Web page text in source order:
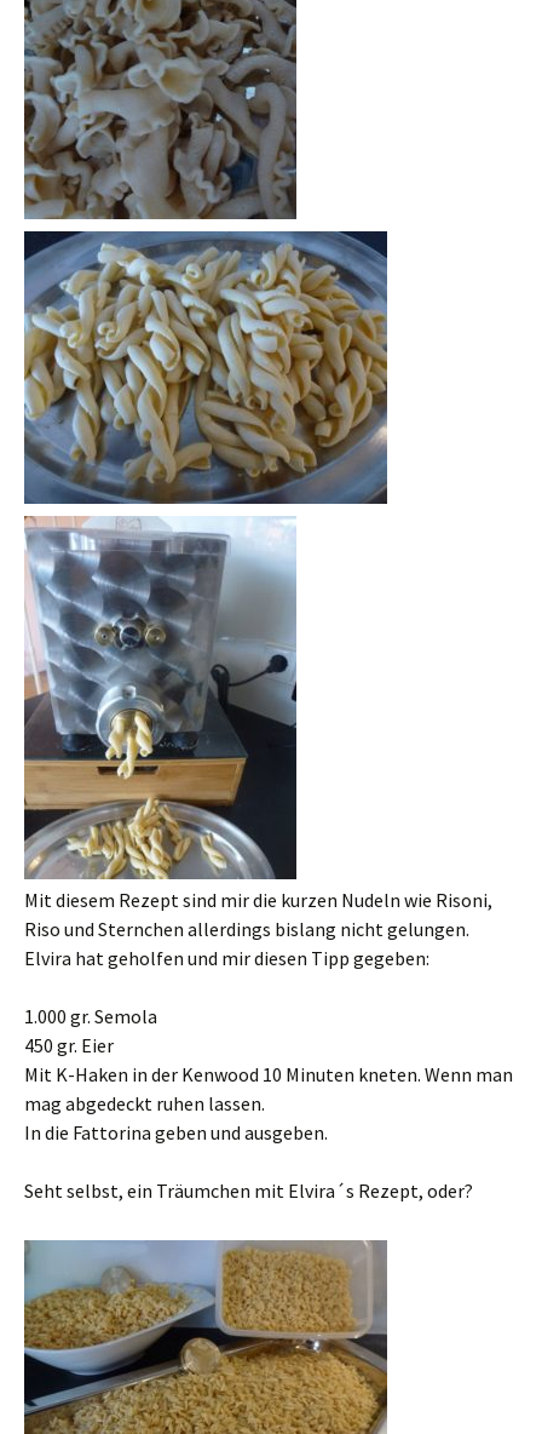
Mit diesem Rezept sind mir die kurzen Nudeln wie Risoni,
Riso und Sternchen allerdings bislang nicht gelungen.
Elvira hat geholfen und mir diesen Tipp gegeben:
1.000 gr. Semola
450 gr. Eier
Mit K-Haken in der Kenwood 10 Minuten kneten. Wenn man
mag abgedeckt ruhen lassen.
In die Fattorina geben und ausgeben.
Seht selbst, ein Träumchen mit Elvira´s Rezept, oder?